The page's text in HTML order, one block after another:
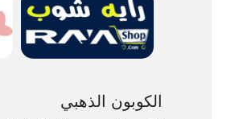
الكوبون الذهبي